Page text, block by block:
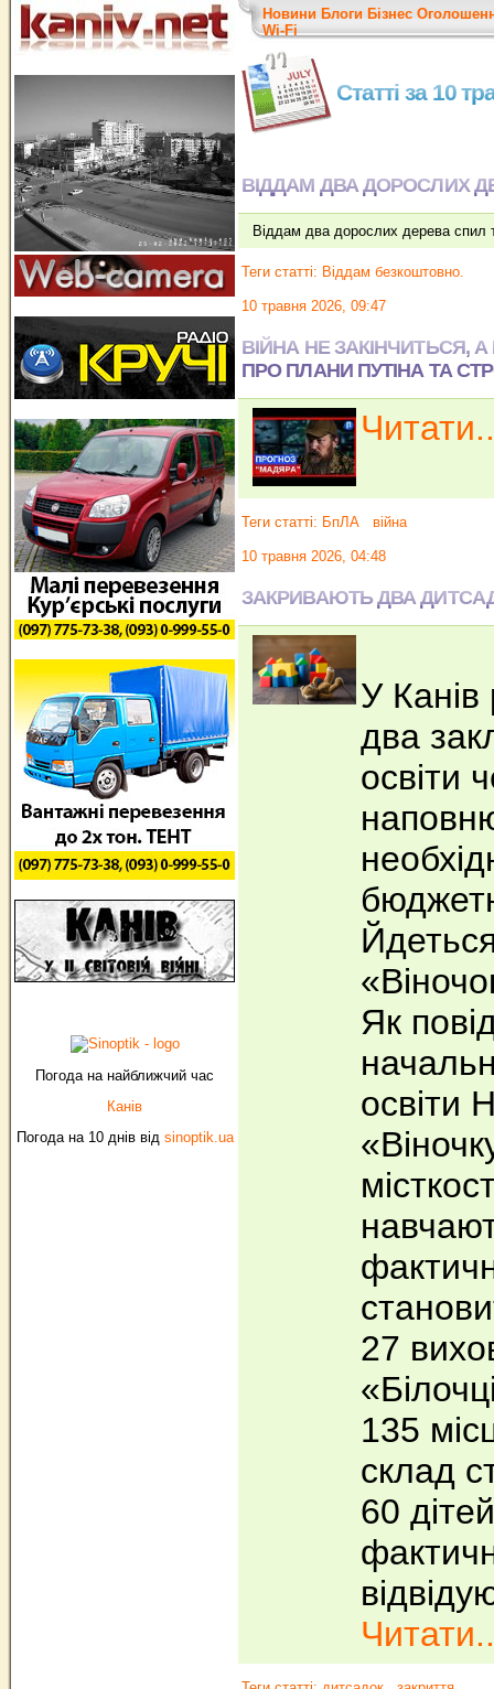
Погода на найближчий час
Канів
Погода на 10 днів від sinoptik.ua
Новини Блоги Бізнес
Wi-Fi
Статті за 10
ВІДДАМ ДВА ДОРОСЛИХ
Віддам два дорослих дерева спил
Теги статті: Віддам безкоштовно.
10 травня 2026, 09:47
ВІЙНА НЕ ЗАКІНЧИТЬСЯ,
ПРО ПЛАНИ ПУТІНА ТА
Теги статті: БпЛА війна
10 травня 2026, 04:48
ЗАКРИВАЮТЬ ДВА
У Канів
два
освіти
Як
освіти
27
135
склад
60